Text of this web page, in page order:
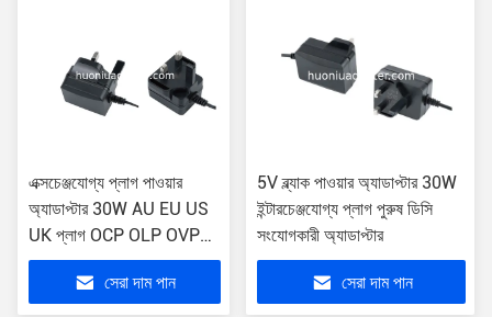
এক্সচেঞ্জযোগ্য প্লাগ পাওয়ার
অ্যাডাপ্টার 30W AU EU US
UK প্লাগ OCP OLP OVP
সুরক্ষা
সেরা দাম পান
5V ব্ল্যাক পাওয়ার অ্যাডাপ্টার 30W
ইন্টারচেঞ্জযোগ্য প্লাগ পুরুষ ডিসি
সংযোগকারী অ্যাডাপ্টার
সেরা দাম পান